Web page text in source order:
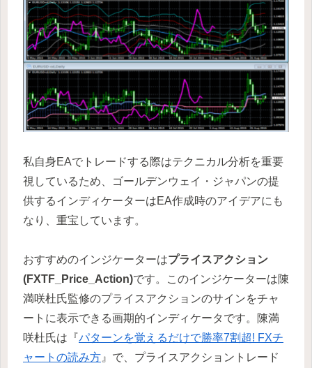
私自身EAでトレードする際はテクニカル分析を重要
視しているため、ゴールデンウェイ・ジャパンの提
供するインディケーターはEA作成時のアイデアにも
なり、重宝しています。
おすすめのインジケーターはプライスアクション
(FXTF_Price_Action)です。このインジケーターは陳
満咲杜氏監修のプライスアクションのサインをチャ
ートに表示できる画期的インディケータです。陳満
咲杜氏は『パターンを覚えるだけで勝率7割超! FXチ
ャートの読み方 』で、プライスアクショントレード